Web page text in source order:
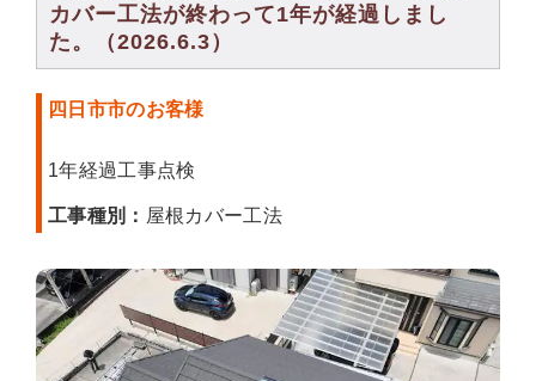
カバー工法が終わって1年が経過しまし
た。（2026.6.3）
四日市市のお客様
1年経過工事点検
工事種別： 屋根カバー工法